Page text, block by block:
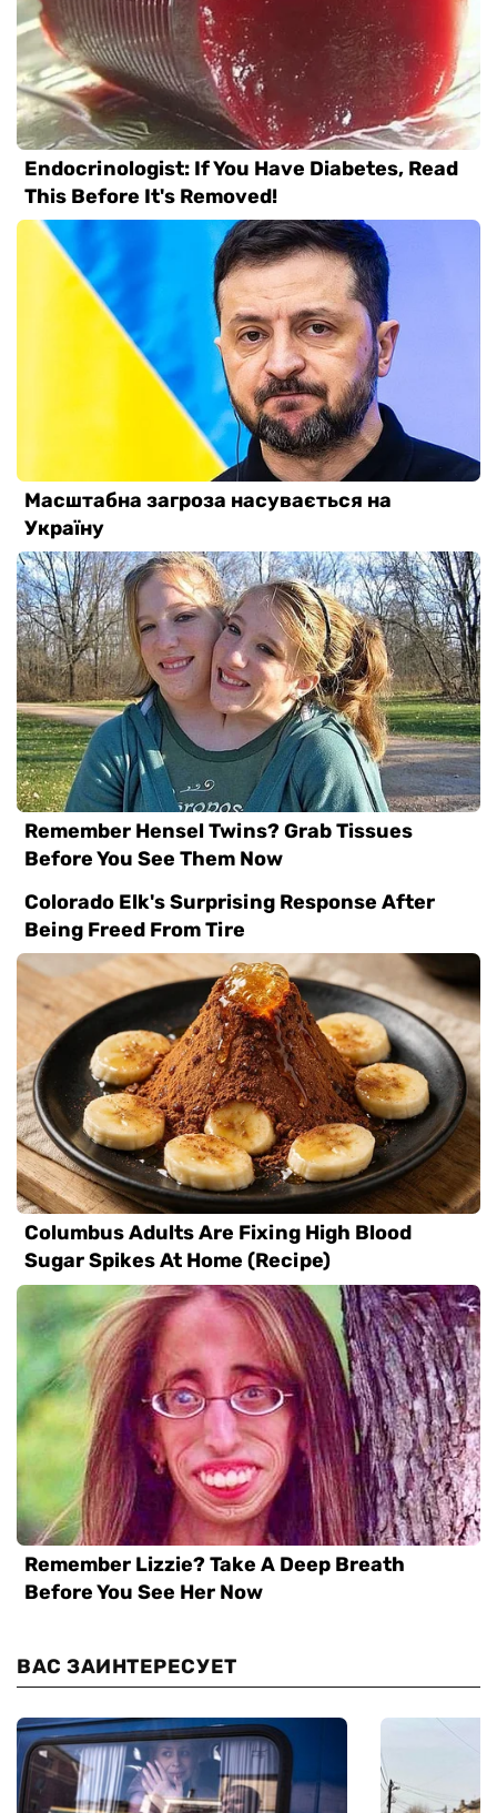
ВАС ЗАИНТЕРЕСУЕТ